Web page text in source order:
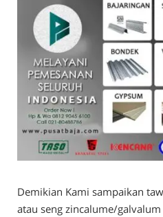
Demikian Kami sampaikan
atau seng zincalume/